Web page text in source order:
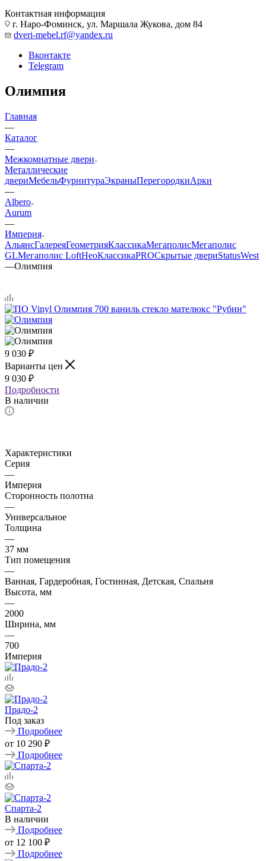
Контактная информация
г. Наро-Фоминск, ул. Маршала Жукова, дом 84
dveri-mebel.rf@yandex.ru
Вконтакте
Telegram
Олимпия
Главная
—
Каталог
—
Межкомнатные двери
Металлические
двериМебельФурнитураЭкраныПерегородкиАрки
—
Albero
Aurum
—
Империя
АльянсГалереяГеометрияКлассикаМегаполисМегаполис
GLМегаполис LoftНеоКлассикаPROСкрытые двериStatusWest
—Олимпия
9 030 ₽
Варианты цен
9 030 ₽
Подробности
В наличии
Характеристики
Серия
—
Империя
Сторонность полотна
—
Универсальное
Толщина
—
37 мм
Тип помещения
—
Ванная, Гардеробная, Гостинная, Детская, Спальня
Высота, мм
—
2000
Ширина, мм
—
700
Империя
Прадо-2
Под заказ
Подробнее
от 10 290 ₽
Подробнее
Спарта-2
В наличии
Подробнее
от 12 100 ₽
Подробнее